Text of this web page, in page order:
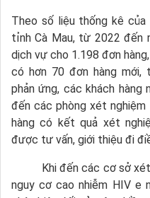
Theo số liệu thống kê
tỉnh Cà Mau, từ 2022 đến
dịch vự cho 1.198 đơn
có hơn 70 đơn hàng mới,
phản ứng, các khách
đến các phòng xét nghiệm
hàng có kết quả xét
được tư vấn, giới thiệu đi
Khi đến các cơ sở xét
nguy cơ cao nhiễm HIV e